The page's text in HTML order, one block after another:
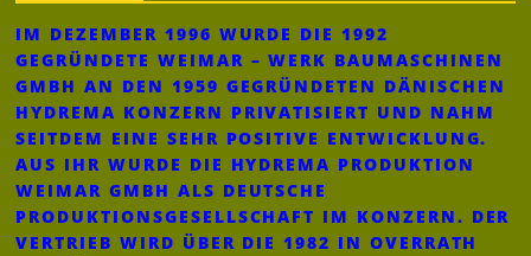
IM DEZEMBER 1996 WURDE DIE 1992
GEGRÜNDETE WEIMAR – WERK BAUMASCHINEN
GMBH AN DEN 1959 GEGRÜNDETEN DÄNISCHEN
HYDREMA KONZERN PRIVATISIERT UND NAHM
SEITDEM EINE SEHR POSITIVE ENTWICKLUNG.
AUS IHR WURDE DIE HYDREMA PRODUKTION
WEIMAR GMBH ALS DEUTSCHE
PRODUKTIONSGESELLSCHAFT IM KONZERN. DER
VERTRIEB WIRD ÜBER DIE 1982 IN OVERRATH